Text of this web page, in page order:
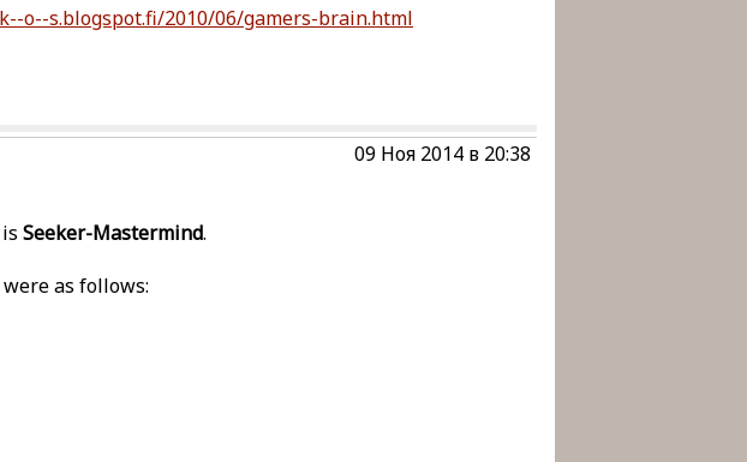
o--s.blogspot.fi/2010/06/gamers-brain.html
09 Ноя 2014 в 20:38
Seeker-Mastermind.
as follows: